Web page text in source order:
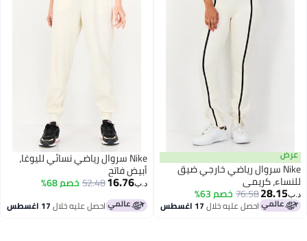
Nike سروال رياضي خارجي ضيق
كريمي
28.15
76.58خصم 63%
احصل عليه خلال17 اغسطس
Nike سروال رياضي نسائي لليوغا،
أبيض فاتح
د.ب‏16.76
52.48خصم 68%
احصل عليه خلال17 اغسطس